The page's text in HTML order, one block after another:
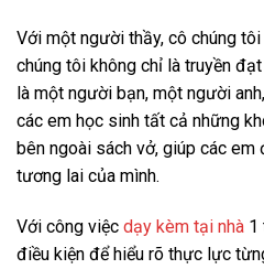
Với một người thầy, cô chúng
chúng tôi không chỉ là truyền
là một người bạn, một người
các em học sinh tất cả những
bên ngoài sách vở, giúp các
tương lai của mình.
Với công việc dạy kèm tại nhà 1
điều kiện để hiểu rõ thực lực